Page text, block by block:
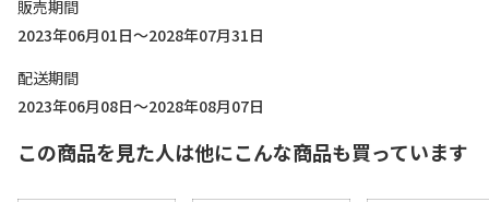
販売期間
2023年06月01日～2028年07月31日
配送期間
2023年06月08日～2028年08月07日
この商品を見た人は他にこんな商品も買っています